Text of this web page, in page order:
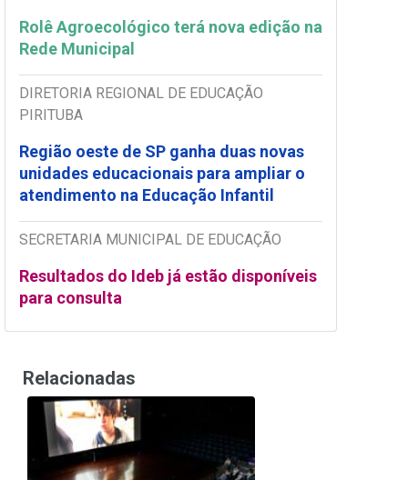
Rolê Agroecológico terá nova edição na
Rede Municipal
DIRETORIA REGIONAL DE EDUCAÇÃO
PIRITUBA
Região oeste de SP ganha duas novas
unidades educacionais para ampliar o
atendimento na Educação Infantil
SECRETARIA MUNICIPAL DE EDUCAÇÃO
Resultados do Ideb já estão disponíveis
para consulta
Relacionadas